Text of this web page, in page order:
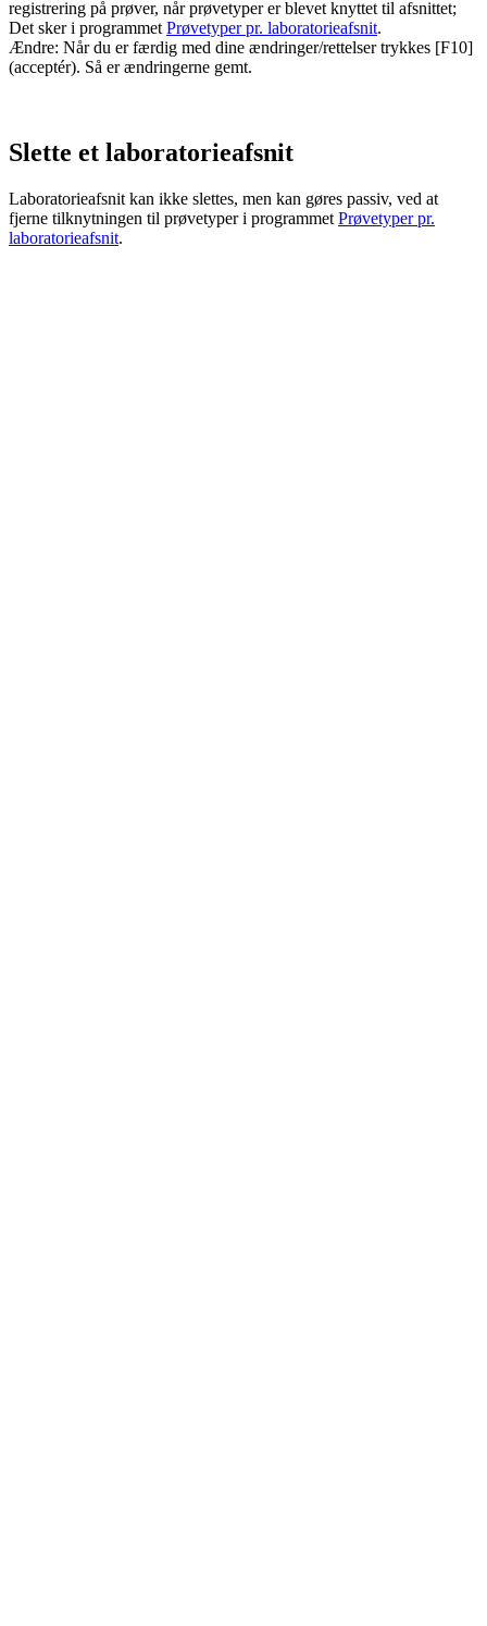
registrering på prøver, når prøvetyper er blevet knyttet til afsnittet;
Det sker i programmetPrøvetyper pr. laboratorieafsnit.
Ændre: Når du er færdig med dine ændringer/rettelser trykkes [F10]
(acceptér). Så er ændringerne gemt.
Slette et laboratorieafsnit
Laboratorieafsnit kan ikke slettes, men kan gøres passiv, ved at
fjerne tilknytningen til prøvetyper i programmet Prøvetyper pr.
laboratorieafsnit.